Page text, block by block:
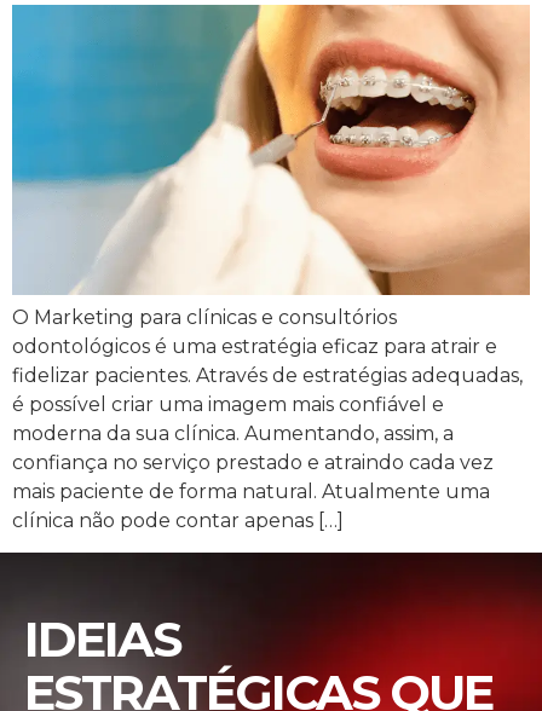
O Marketing para clínicas e consultórios
odontológicos é uma estratégia eficaz para atrair e
fidelizar pacientes. Através de estratégias adequadas,
é possível criar uma imagem mais confiável e
moderna da sua clínica. Aumentando, assim, a
confiança no serviço prestado e atraindo cada vez
mais paciente de forma natural. Atualmente uma
clínica não pode contar apenas […]
IDEIAS
ESTRATÉGICAS QUE